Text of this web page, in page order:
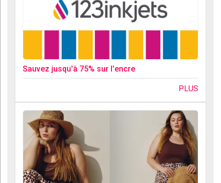
Sauvez jusqu'à 75% sur l'encre
PLUS